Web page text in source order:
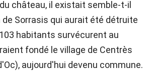
château, il existait semble-t-il
de Sorrasis qui aurait été détruite
habitants survécurent au
fondé le village de Centrès
aujourd'hui devenu commune.